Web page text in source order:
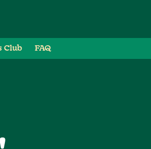
Club FAQ